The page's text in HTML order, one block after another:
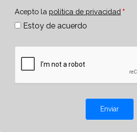
Acepto la política de privacidad
Estoy de acuerdo
Enviar